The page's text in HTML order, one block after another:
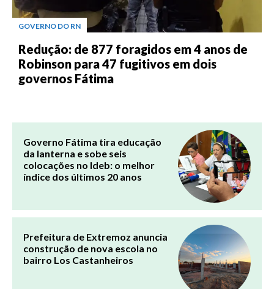
GOVERNO DO RN
Redução: de 877 foragidos em 4 anos de
Robinson para 47 fugitivos em dois
governos Fátima
Governo Fátima tira educação
da lanterna e sobe seis
colocações no Ideb: o melhor
índice dos últimos 20 anos
Prefeitura de Extremoz anuncia
construção de nova escola no
bairro Los Castanheiros